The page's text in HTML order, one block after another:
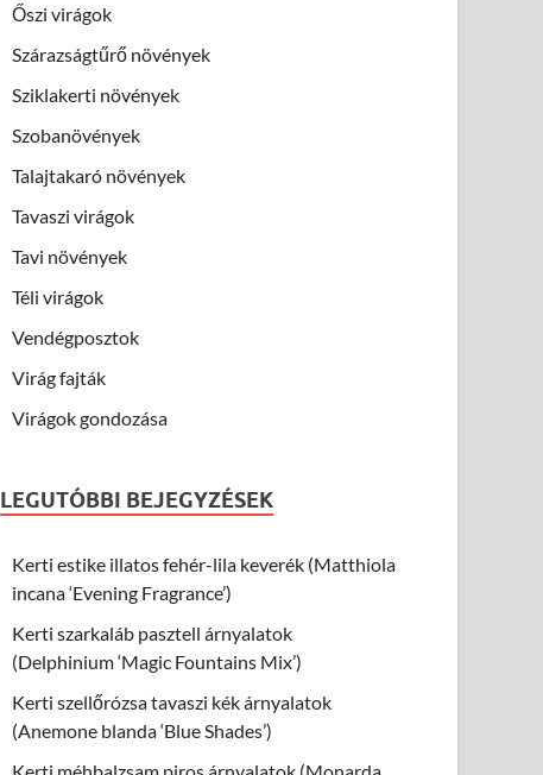
Őszi virágok
Szárazságtűrő növények
Sziklakerti növények
Szobanövények
Talajtakaró növények
Tavaszi virágok
Tavi növények
Téli virágok
Vendégposztok
Virág fajták
Virágok gondozása
LEGUTÓBBI BEJEGYZÉSEK
Kerti estike illatos fehér-lila keverék (Matthiola
incana ‘Evening Fragrance’)
Kerti szarkaláb pasztell árnyalatok
(Delphinium ‘Magic Fountains Mix’)
Kerti szellőrózsa tavaszi kék árnyalatok
(Anemone blanda ‘Blue Shades’)